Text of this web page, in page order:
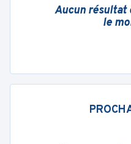
Aucun résultat
le